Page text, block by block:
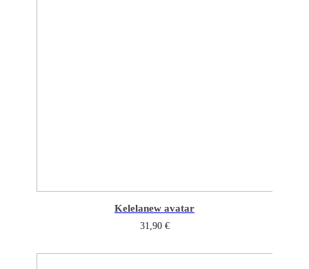
Kelelanew avatar
31,90 €